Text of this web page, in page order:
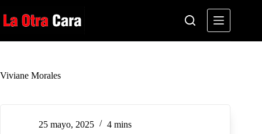
al
contenido
Viviane Morales
25 mayo, 2025 4 mins